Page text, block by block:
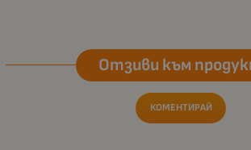
Отзиви към
КОМЕНТИРАЙ